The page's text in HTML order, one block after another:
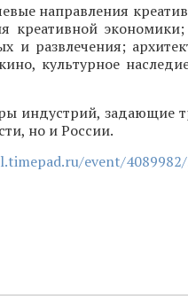
направления
креативной
и развлечения;
культурное
индустрий, задающие
но и России.
event/4089982/